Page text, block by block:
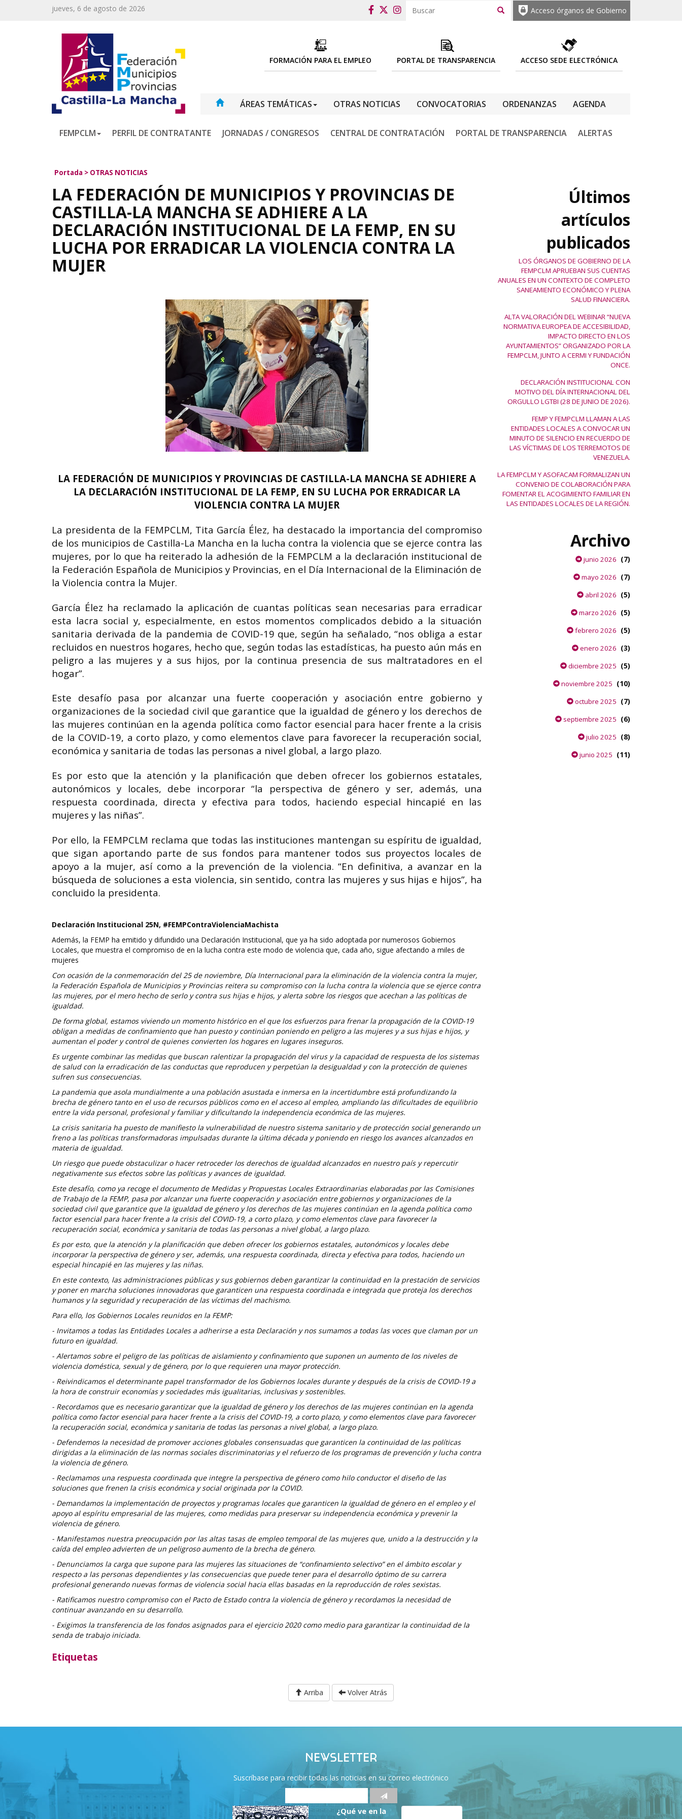
jueves, 6 de agosto de 2026 Acceso órganos de Gobierno
ACCESO SEDE ELECTRÓNICA
PORTAL DE TRANSPARENCIA
FORMACIÓN PARA EL EMPLEO
ÁREAS TEMÁTICAS OTRAS NOTICIAS CONVOCATORIAS ORDENANZAS AGENDA
FEMPCLM PERFIL DE CONTRATANTE JORNADAS / CONGRESOS CENTRAL DE CONTRATACIÓN PORTAL DE TRANSPARENCIA ALERTAS
Portada > OTRAS NOTICIAS
LA FEDERACIÓN DE MUNICIPIOS Y PROVINCIAS DE
CASTILLA-LA MANCHA SE ADHIERE A LA
DECLARACIÓN INSTITUCIONAL DE LA FEMP, EN SU
LUCHA POR ERRADICAR LA VIOLENCIA CONTRA LA
MUJER
LA FEDERACIÓN DE MUNICIPIOS Y PROVINCIAS DE CASTILLA-LA MANCHA SE ADHIERE A
LA DECLARACIÓN INSTITUCIONAL DE LA FEMP, EN SU LUCHA POR ERRADICAR LA
VIOLENCIA CONTRA LA MUJER
La presidenta de la FEMPCLM, Tita García Élez, ha destacado la importancia del compromiso
de los municipios de Castilla-La Mancha en la lucha contra la violencia que se ejerce contra las
mujeres, por lo que ha reiterado la adhesión de la FEMPCLM a la declaración institucional de
la Federación Española de Municipios y Provincias, en el Día Internacional de la Eliminación de
la Violencia contra la Mujer.
García Élez ha reclamado la aplicación de cuantas políticas sean necesarias para erradicar
esta lacra social y, especialmente, en estos momentos complicados debido a la situación
sanitaria derivada de la pandemia de COVID-19 que, según ha señalado, “nos obliga a estar
recluidos en nuestros hogares, hecho que, según todas las estadísticas, ha puesto aún más en
peligro a las mujeres y a sus hijos, por la continua presencia de sus maltratadores en el
hogar”.
Este desafío pasa por alcanzar una fuerte cooperación y asociación entre gobierno y
organizaciones de la sociedad civil que garantice que la igualdad de género y los derechos de
las mujeres continúan en la agenda política como factor esencial para hacer frente a la crisis
de la COVID-19, a corto plazo, y como elementos clave para favorecer la recuperación social,
económica y sanitaria de todas las personas a nivel global, a largo plazo.
Es por esto que la atención y la planificación que deben ofrecer los gobiernos estatales,
autonómicos y locales, debe incorporar “la perspectiva de género y ser, además, una
respuesta coordinada, directa y efectiva para todos, haciendo especial hincapié en las
mujeres y las niñas”.
Por ello, la FEMPCLM reclama que todas las instituciones mantengan su espíritu de igualdad,
que sigan aportando parte de sus fondos para mantener todos sus proyectos locales de
apoyo a la mujer, así como a la prevención de la violencia. “En definitiva, a avanzar en la
búsqueda de soluciones a esta violencia, sin sentido, contra las mujeres y sus hijas e hijos”, ha
concluido la presidenta.
Declaración Institucional 25N, #FEMPContraViolenciaMachista
Además, la FEMP ha emitido y difundido una Declaración Institucional, que ya ha sido adoptada por numerosos Gobiernos
Locales, que muestra el compromiso de en la lucha contra este modo de violencia que, cada año, sigue afectando a miles de
mujeres
Con ocasión de la conmemoración del 25 de noviembre, Día Internacional para la eliminación de la violencia contra la mujer,
la Federación Española de Municipios y Provincias reitera su compromiso con la lucha contra la violencia que se ejerce contra
las mujeres, por el mero hecho de serlo y contra sus hijas e hijos, y alerta sobre los riesgos que acechan a las políticas de
igualdad.
De forma global, estamos viviendo un momento histórico en el que los esfuerzos para frenar la propagación de la COVID-19
obligan a medidas de confinamiento que han puesto y continúan poniendo en peligro a las mujeres y a sus hijas e hijos, y
aumentan el poder y control de quienes convierten los hogares en lugares inseguros.
Es urgente combinar las medidas que buscan ralentizar la propagación del virus y la capacidad de respuesta de los sistemas
de salud con la erradicación de las conductas que reproducen y perpetúan la desigualdad y con la protección de quienes
sufren sus consecuencias.
La pandemia que asola mundialmente a una población asustada e inmersa en la incertidumbre está profundizando la
brecha de género tanto en el uso de recursos públicos como en el acceso al empleo, ampliando las dificultades de equilibrio
entre la vida personal, profesional y familiar y dificultando la independencia económica de las mujeres.
La crisis sanitaria ha puesto de manifiesto la vulnerabilidad de nuestro sistema sanitario y de protección social generando un
freno a las políticas transformadoras impulsadas durante la última década y poniendo en riesgo los avances alcanzados en
materia de igualdad.
Un riesgo que puede obstaculizar o hacer retroceder los derechos de igualdad alcanzados en nuestro país y repercutir
negativamente sus efectos sobre las políticas y avances de igualdad.
Este desafío, como ya recoge el documento de Medidas y Propuestas Locales Extraordinarias elaboradas por las Comisiones
de Trabajo de la FEMP, pasa por alcanzar una fuerte cooperación y asociación entre gobiernos y organizaciones de la
sociedad civil que garantice que la igualdad de género y los derechos de las mujeres continúan en la agenda política como
factor esencial para hacer frente a la crisis del COVID-19, a corto plazo, y como elementos clave para favorecer la
recuperación social, económica y sanitaria de todas las personas a nivel global, a largo plazo.
Es por esto, que la atención y la planificación que deben ofrecer los gobiernos estatales, autonómicos y locales debe
incorporar la perspectiva de género y ser, además, una respuesta coordinada, directa y efectiva para todos, haciendo un
especial hincapié en las mujeres y las niñas.
En este contexto, las administraciones públicas y sus gobiernos deben garantizar la continuidad en la prestación de servicios
y poner en marcha soluciones innovadoras que garanticen una respuesta coordinada e integrada que proteja los derechos
humanos y la seguridad y recuperación de las víctimas del machismo.
Para ello, los Gobiernos Locales reunidos en la FEMP:
- Invitamos a todas las Entidades Locales a adherirse a esta Declaración y nos sumamos a todas las voces que claman por un
futuro en igualdad.
- Alertamos sobre el peligro de las políticas de aislamiento y confinamiento que suponen un aumento de los niveles de
violencia doméstica, sexual y de género, por lo que requieren una mayor protección.
- Reivindicamos el determinante papel transformador de los Gobiernos locales durante y después de la crisis de COVID-19 a
la hora de construir economías y sociedades más igualitarias, inclusivas y sostenibles.
- Recordamos que es necesario garantizar que la igualdad de género y los derechos de las mujeres continúan en la agenda
política como factor esencial para hacer frente a la crisis del COVID-19, a corto plazo, y como elementos clave para favorecer
la recuperación social, económica y sanitaria de todas las personas a nivel global, a largo plazo.
- Defendemos la necesidad de promover acciones globales consensuadas que garanticen la continuidad de las políticas
dirigidas a la eliminación de las normas sociales discriminatorias y el refuerzo de los programas de prevención y lucha contra
la violencia de género.
- Reclamamos una respuesta coordinada que integre la perspectiva de género como hilo conductor el diseño de las
soluciones que frenen la crisis económica y social originada por la COVID.
- Demandamos la implementación de proyectos y programas locales que garanticen la igualdad de género en el empleo y el
apoyo al espíritu empresarial de las mujeres, como medidas para preservar su independencia económica y prevenir la
violencia de género.
- Manifestamos nuestra preocupación por las altas tasas de empleo temporal de las mujeres que, unido a la destrucción y la
caída del empleo advierten de un peligroso aumento de la brecha de género.
- Denunciamos la carga que supone para las mujeres las situaciones de “confinamiento selectivo” en el ámbito escolar y
respecto a las personas dependientes y las consecuencias que puede tener para el desarrollo óptimo de su carrera
profesional generando nuevas formas de violencia social hacia ellas basadas en la reproducción de roles sexistas.
- Ratificamos nuestro compromiso con el Pacto de Estado contra la violencia de género y recordamos la necesidad de
continuar avanzando en su desarrollo.
- Exigimos la transferencia de los fondos asignados para el ejercicio 2020 como medio para garantizar la continuidad de la
senda de trabajo iniciada.
Últimos
artículos
publicados
LOS ÓRGANOS DE GOBIERNO DE LA
FEMPCLM APRUEBAN SUS CUENTAS
ANUALES EN UN CONTEXTO DE COMPLETO
SANEAMIENTO ECONÓMICO Y PLENA
SALUD FINANCIERA.
ALTA VALORACIÓN DEL WEBINAR “NUEVA
NORMATIVA EUROPEA DE ACCESIBILIDAD,
IMPACTO DIRECTO EN LOS
AYUNTAMIENTOS” ORGANIZADO POR LA
FEMPCLM, JUNTO A CERMI Y FUNDACIÓN
ONCE.
DECLARACIÓN INSTITUCIONAL CON
MOTIVO DEL DÍA INTERNACIONAL DEL
ORGULLO LGTBI (28 DE JUNIO DE 2026).
FEMP Y FEMPCLM LLAMAN A LAS
ENTIDADES LOCALES A CONVOCAR UN
MINUTO DE SILENCIO EN RECUERDO DE
LAS VÍCTIMAS DE LOS TERREMOTOS DE
VENEZUELA.
LA FEMPCLM Y ASOFACAM FORMALIZAN UN
CONVENIO DE COLABORACIÓN PARA
FOMENTAR EL ACOGIMIENTO FAMILIAR EN
LAS ENTIDADES LOCALES DE LA REGIÓN.
Archivo
junio 2026 (7)
mayo 2026 (7)
abril 2026 (5)
marzo 2026 (5)
febrero 2026 (5)
enero 2026 (3)
diciembre 2025 (5)
noviembre 2025 (10)
octubre 2025 (7)
septiembre 2025 (6)
julio 2025 (8)
junio 2025 (11)
Etiquetas
Arriba Volver Atrás
NEWSLETTER
Suscríbase para recibir todas las noticias en su correo electrónico
¿Qué ve en la